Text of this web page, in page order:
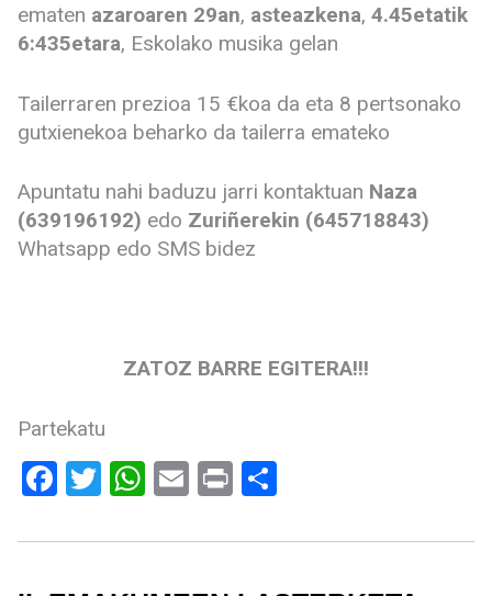
ematen azaroaren 29an, asteazkena, 4.45etatik
6:435etara, Eskolako musika gelan
Tailerraren prezioa 15 €koa da eta 8 pertsonako
gutxienekoa beharko da tailerra emateko
Apuntatu nahi baduzu jarri kontaktuan Naza
(639196192) edo Zuriñerekin (645718843)
Whatsapp edo SMS bidez
ZATOZ BARRE EGITERA!!!
Partekatu
Facebook
Twitter
WhatsApp
Email
PrintShare